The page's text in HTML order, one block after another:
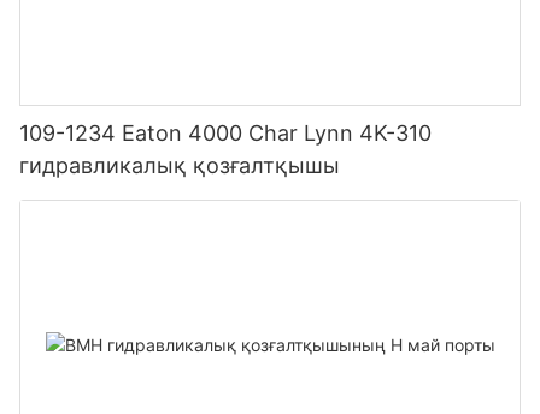
109-1234 Eaton 4000 Char Lynn 4K-310
гидравликалық қозғалтқышы